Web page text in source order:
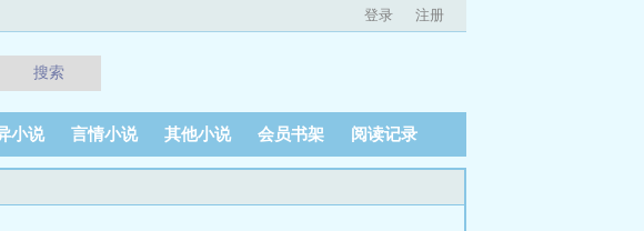
登录 注册
搜索
小说 言情小说 其他小说 会员书架 阅读记录